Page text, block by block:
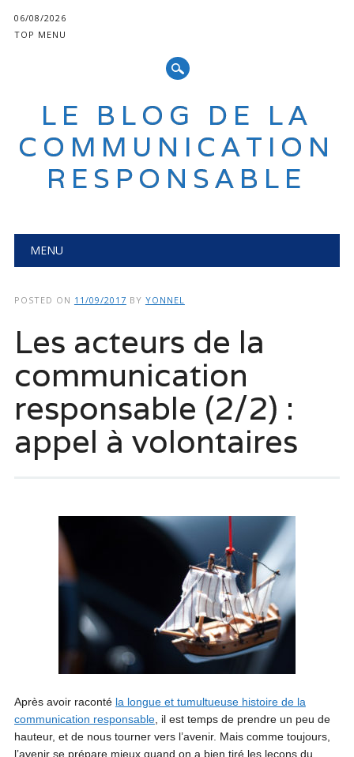
06/08/2026
TOP MENU
LE BLOG DE LA
COMMUNICATION
RESPONSABLE
Main menu
MENU
POSTED ON 11/09/2017 BY YONNEL
Les acteurs de la
communication
responsable (2/2) :
appel à volontaires
Après avoir raconté la longue et tumultueuse histoire de la
communication responsable, il est temps de prendre un peu de
hauteur, et de nous tourner vers l’avenir. Mais comme toujours,
l’avenir se prépare mieux quand on a bien tiré les leçons du